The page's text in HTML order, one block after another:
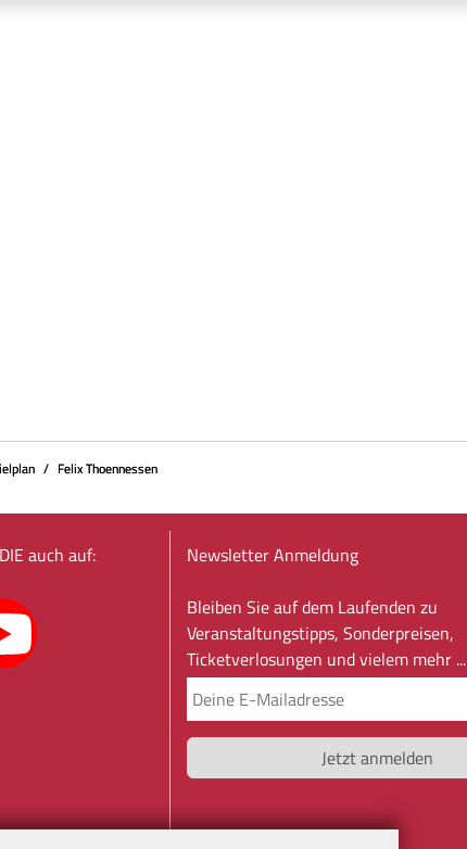
Felix Thoennessen
auch auf:
Newsletter Anmeldung
Bleiben Sie auf dem Laufenden zu
Veranstaltungstipps, Sonderpreisen,
Ticketverlosungen und vielem mehr ...